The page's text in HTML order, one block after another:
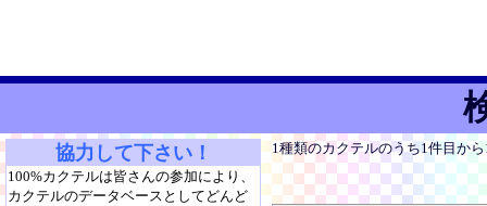
協力して下さい！
100%カクテルは皆さんの参加により、
カクテルのデータベースとしてどんど
1種類のカクテルのうち1件目か